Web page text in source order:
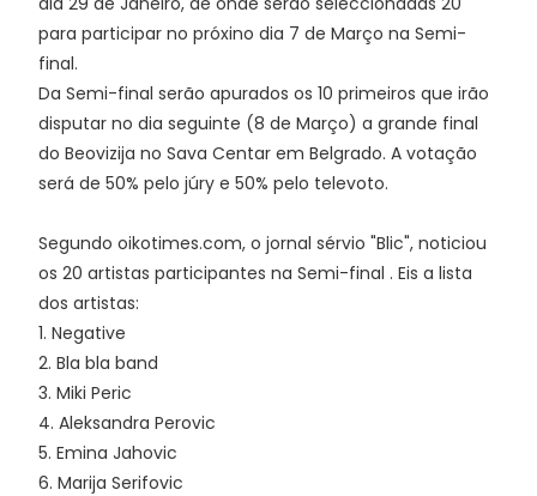
para participar no próxino dia 7 de Março na Semi-
final.
Da Semi-final serão apurados os 10 primeiros que irão
disputar no dia seguinte (8 de Março) a grande final
do Beovizija no Sava Centar em Belgrado. A votação
será de 50% pelo júry e 50% pelo televoto.
Segundo oikotimes.com, o jornal sérvio "Blic", noticiou
os 20 artistas participantes na Semi-final . Eis a lista
dos artistas:
1. Negative
2. Bla bla band
3. Miki Peric
4. Aleksandra Perovic
5. Emina Jahovic
6. Marija Serifovic